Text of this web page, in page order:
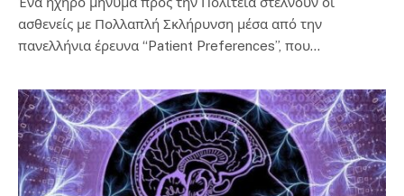
ασθενείς με Πολλαπλή Σκλήρυνση μέσα από την
πανελλήνια έρευνα “Patient Preferences”, που…